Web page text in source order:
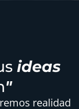
ideas
"
realidad